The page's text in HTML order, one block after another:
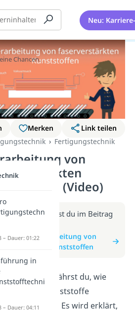
Neu:
Merken
Link teilen
Fertigungstechnik
von
(Video)
Infos erhältst du im Beitrag
Video
Beitrag: Verarbeitung von
Kunststoffen
Video erfährst du, wie
Kunststoffe
werden. Es wird erklärt,
Chancen.
– Dauer: 01:22
in
– Dauer: 04:11